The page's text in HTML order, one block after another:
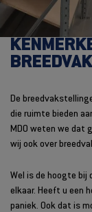
De
die ruimte bieden
MDO weten we dat
wij ook over
Wel is de hoogte
elkaar. Heeft u een
paniek. Ook dat is